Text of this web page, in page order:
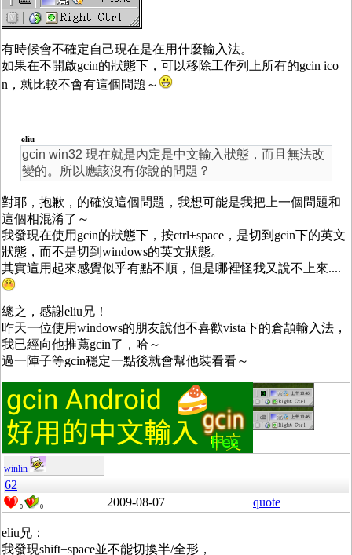
有時候會不確定自己現在是在用什麼輸入法。
如果在不開啟gcin的狀態下，可以移除工作列上所有的gcin ico
n，就比較不會有這個問題～
eliu
gcin win32 現在就是內定是中文輸入狀態，而且無法改
變的。所以應該沒有你說的問題？
對耶，抱歉，的確沒這個問題，我想可能是我把上一個問題和
這個相混淆了～
我發現在使用gcin的狀態下，按ctrl+space，是切到gcin下的英文
狀態，而不是切到windows的英文狀態。
其實這用起來感覺似乎有點不順，但是哪裡怪我又說不上來....
總之，感謝eliu兄！
昨天一位使用windows的朋友說他不喜歡vista下的倉頡輸入法，
我已經向他推薦gcin了，哈～
過一陣子等gcin穩定一點後就會幫他裝看看～
winlin
62
0 0 2009-08-07 quote
eliu兄：
我發現shift+space並不能切換半/全形，